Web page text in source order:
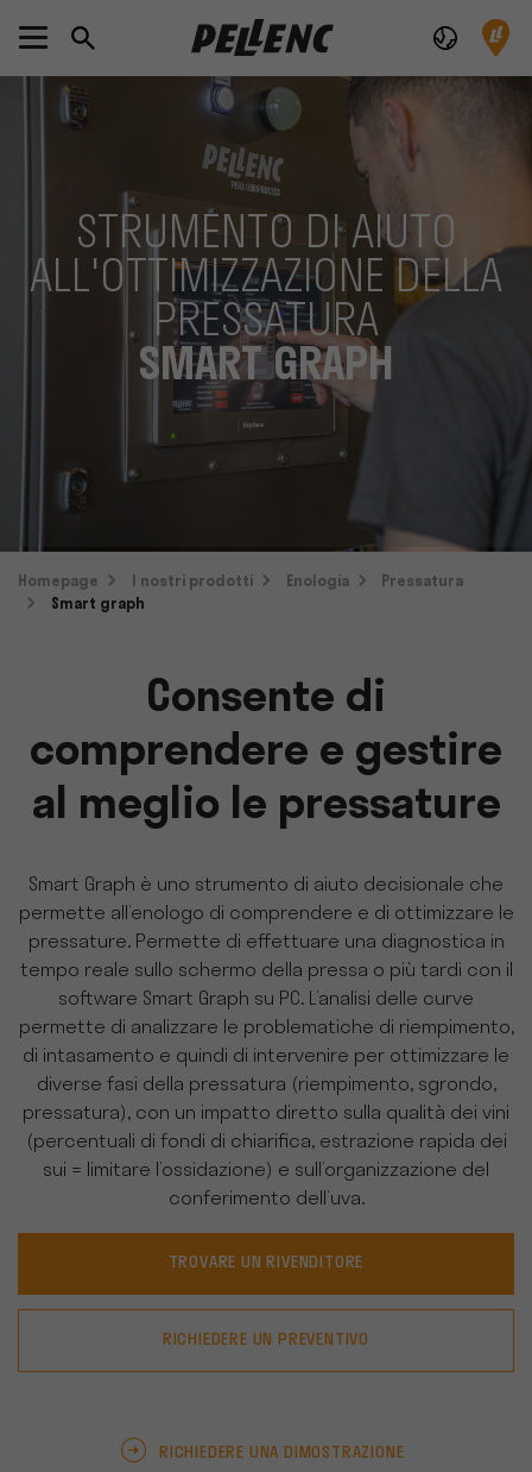
STRUMENTO DI AIUTO
ALL'OTTIMIZZAZIONE DELLA
PRESSATURA
SMART GRAPH
Homepage I nostri prodotti Enologia
Pressatura
Smart graph
Consente di
comprendere e gestire
al meglio le pressature
Smart Graph è uno strumento di aiuto decisionale che
permette all’enologo di comprendere e di ottimizzare le
pressature. Permette di effettuare una diagnostica in
tempo reale sullo schermo della pressa o più tardi con il
software Smart Graph su PC. L’analisi delle curve
permette di analizzare le problematiche di riempimento,
di intasamento e quindi di intervenire per ottimizzare le
diverse fasi della pressatura (riempimento, sgrondo,
pressatura), con un impatto diretto sulla qualità dei vini
(percentuali di fondi di chiarifica, estrazione rapida dei
sui = limitare l’ossidazione) e sull’organizzazione del
conferimento dell’uva.
TROVARE UN RIVENDITORE
RICHIEDERE UN PREVENTIVO
RICHIEDERE UNA DIMOSTRAZIONE